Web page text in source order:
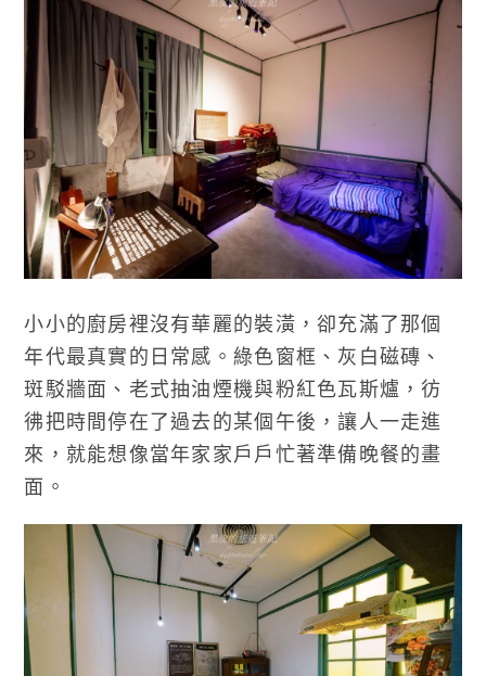
小小的廚房裡沒有華麗的裝潢，卻充滿了那個
年代最真實的日常感。綠色窗框、灰白磁磚、
斑駁牆面、老式抽油煙機與粉紅色瓦斯爐，彷
彿把時間停在了過去的某個午後，讓人一走進
來，就能想像當年家家戶戶忙著準備晚餐的畫
面。